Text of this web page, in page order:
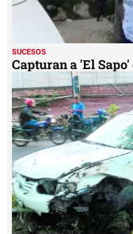
SUCESOS
Capturan a 'El